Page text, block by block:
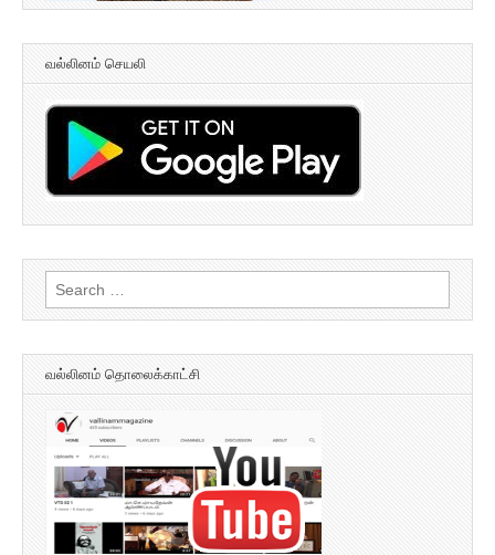
வல்லினம் செயலி
Search
for:
வல்லினம் தொலைக்காட்சி